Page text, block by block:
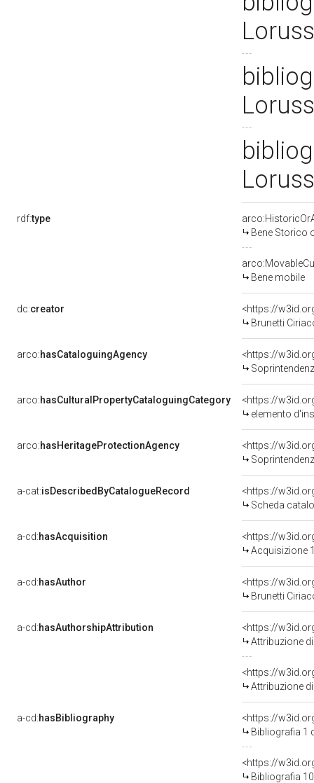
rdf:type
Bene Storico
Bene mobile
dc:creator
<https://
Brunetti
arco:hasCataloguingAgency
<https://
arco:hasCulturalPropertyCataloguingCategory
<https://
elemento
arco:hasHeritageProtectionAgency
<https://
a-cat:isDescribedByCatalogueRecord
<https://
Scheda
a-cd:hasAcquisition
<https://
Acquisizione
a-cd:hasAuthor
<https://
Brunetti
a-cd:hasAuthorshipAttribution
Attribuzione
<https://
Attribuzione
a-cd:hasBibliography
<https://
Bibliografia 1
<https://
Bibliografia